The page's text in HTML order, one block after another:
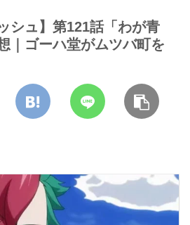
シュ】第121話「わが青
｜ゴーハ堂がムツバ町を